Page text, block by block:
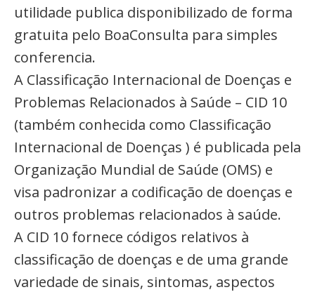
utilidade publica disponibilizado de forma
gratuita pelo BoaConsulta para simples
conferencia.
A Classificação Internacional de Doenças e
Problemas Relacionados à Saúde – CID 10
(também conhecida como Classificação
Internacional de Doenças ) é publicada pela
Organização Mundial de Saúde (OMS) e
visa padronizar a codificação de doenças e
outros problemas relacionados à saúde.
A CID 10 fornece códigos relativos à
classificação de doenças e de uma grande
variedade de sinais, sintomas, aspectos